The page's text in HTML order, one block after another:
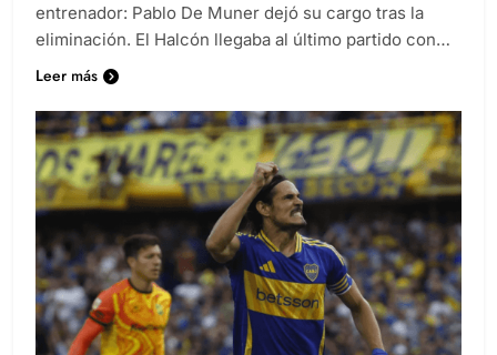
entrenador: Pablo De Muner dejó su cargo tras la
eliminación. El Halcón llegaba al último partido con…
Leer más